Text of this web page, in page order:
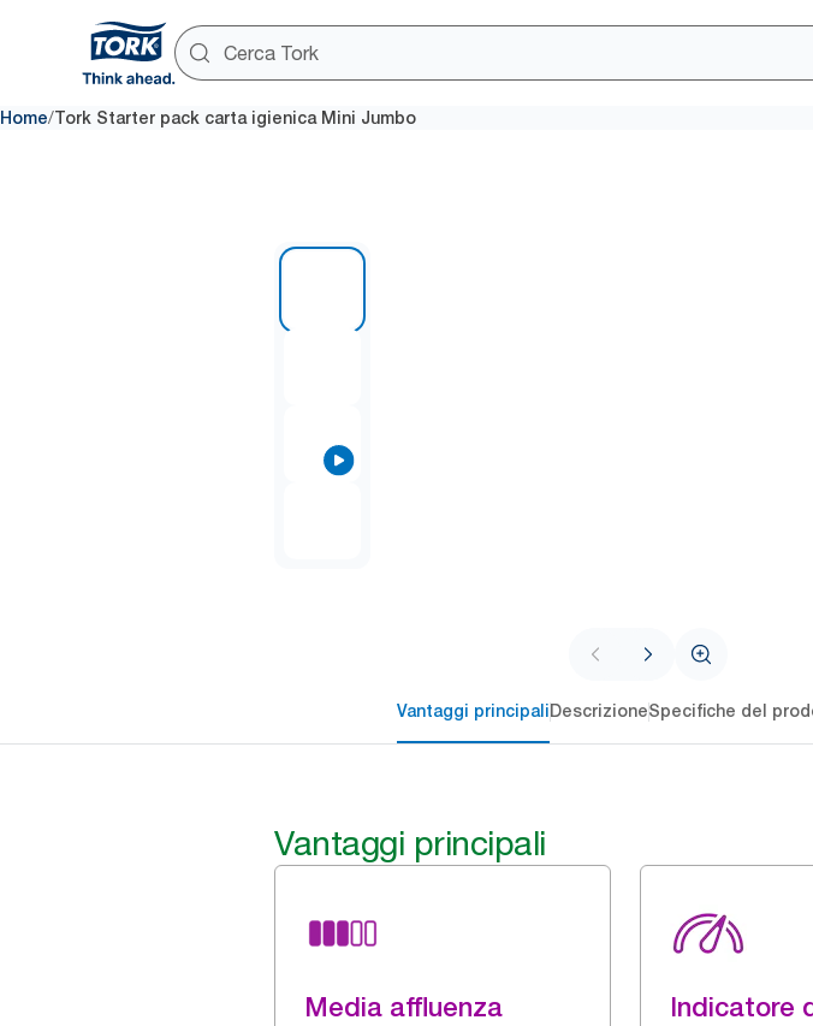
Home/Tork Starter pack carta igienica Mini Jumbo
Vantaggi principaliDescrizioneSpecifiche del
Vantaggi principali
Media affluenza Indicatore